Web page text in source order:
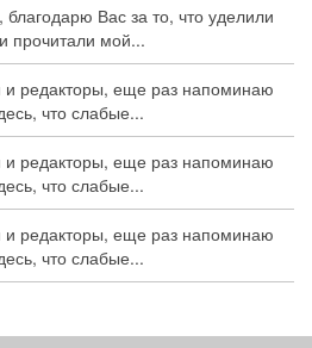
Вас за то, что уделили
прочитали мой...
и редакторы, еще раз напоминаю
что слабые...
и редакторы, еще раз напоминаю
что слабые...
и редакторы, еще раз напоминаю
что слабые...